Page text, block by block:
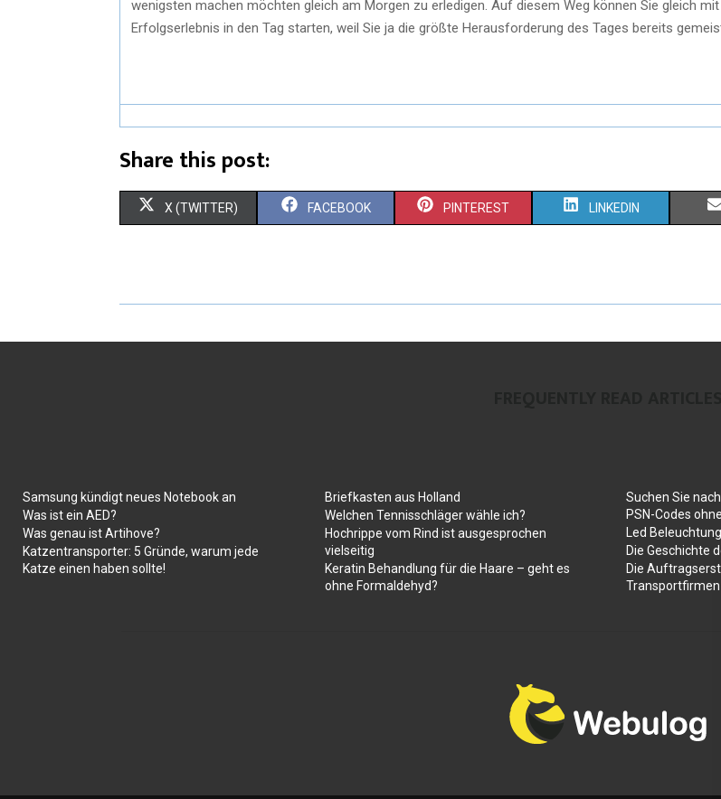
wenigsten machen möchten gleich am Morgen zu erledigen. Auf diesem Weg können Sie gleich
Erfolgserlebnis in den Tag starten, weil Sie ja die größte Herausforderung des Tages bereits
Share this post:
X (TWITTER) FACEBOOK PINTEREST LINKEDIN
Samsung kündigt neues Notebook an
Was ist ein AED?
Was genau ist Artihove?
Katzentransporter: 5 Gründe, warum jede
Katze einen haben sollte!
Briefkasten aus Holland
Welchen Tennisschläger wähle ich?
Hochrippe vom Rind ist ausgesprochen
vielseitig
Keratin Behandlung für die Haare – geht es
ohne Formaldehyd?
Suchen Sie
PSN-Codes
Led
Die Geschichte
Die
Transportfirmen